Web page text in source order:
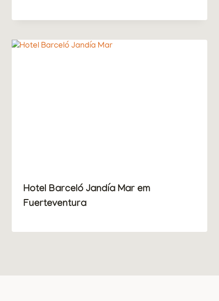
Hotel Barceló Jandía Mar em
Fuerteventura